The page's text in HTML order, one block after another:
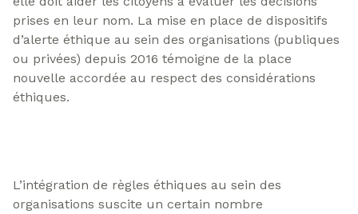
prises en leur nom. La mise en place de dispositifs
d’alerte éthique au sein des organisations (publiques
ou privées) depuis 2016 témoigne de la place
nouvelle accordée au respect des considérations
éthiques.
L’intégration de règles éthiques au sein des
organisations suscite un certain nombre